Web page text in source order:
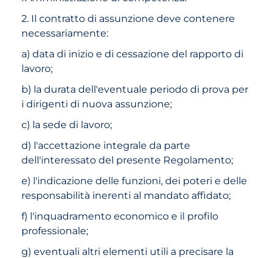
2. Il contratto di assunzione deve contenere
necessariamente:
a) data di inizio e di cessazione del rapporto di
lavoro;
b) la durata dell'eventuale periodo di prova per
i dirigenti di nuova assunzione;
c) la sede di lavoro;
d) l'accettazione integrale da parte
dell'interessato del presente Regolamento;
e) l'indicazione delle funzioni, dei poteri e delle
responsabilità inerenti al mandato affidato;
f) l'inquadramento economico e il profilo
professionale;
g) eventuali altri elementi utili a precisare la